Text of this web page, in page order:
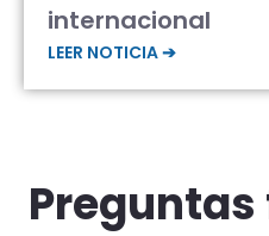
internacional
LEER NOTICIA ➔